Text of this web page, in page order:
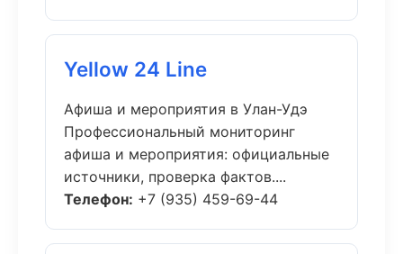
Yellow 24 Line
Афиша и мероприятия в Улан-Удэ
Профессиональный мониторинг
афиша и мероприятия: официальные
источники, проверка фактов....
Телефон: +7 (935) 459-69-44